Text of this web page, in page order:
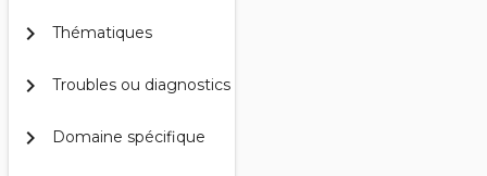
chevron_right Thématiques
chevron_right Troubles ou diagnostics
chevron_right Domaine spécifique